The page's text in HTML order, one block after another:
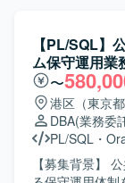
【PL/SQL】
ム保守運用業
〜
港区（東京都
DBA(業務委
PL/SQL ・
【募集背景】